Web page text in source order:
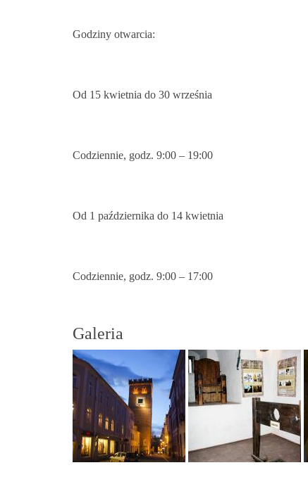
Godziny otwarcia:
Od 15 kwietnia do 30 września
Codziennie, godz. 9:00 – 19:00
Od 1 października do 14 kwietnia
Codziennie, godz. 9:00 – 17:00
Galeria